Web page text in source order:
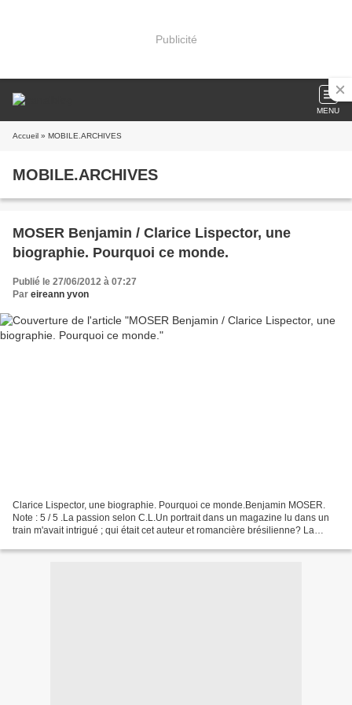
Publicité
MENU
Accueil » MOBILE.ARCHIVES
MOBILE.ARCHIVES
MOSER Benjamin / Clarice Lispector, une
biographie. Pourquoi ce monde.
Publié le 27/06/2012 à 07:27
Par eireann yvon
Clarice Lispector, une biographie. Pourquoi ce monde.Benjamin MOSER.
Note : 5 / 5 .La passion selon C.L.Un portrait dans un magazine lu dans un
train m'avait intrigué ; qui était cet auteur et romancière brésilienne? La